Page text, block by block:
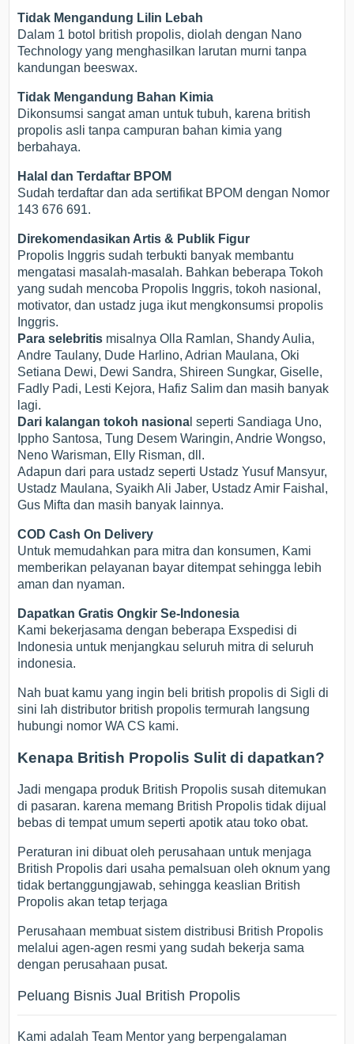
Tidak Mengandung Lilin Lebah
Dalam 1 botol british propolis, diolah dengan Nano
Technology yang menghasilkan larutan murni tanpa
kandungan beeswax.
Tidak Mengandung Bahan Kimia
Dikonsumsi sangat aman untuk tubuh, karena british
propolis asli tanpa campuran bahan kimia yang
berbahaya.
Halal dan Terdaftar BPOM
Sudah terdaftar dan ada sertifikat BPOM dengan Nomor
143 676 691.
Direkomendasikan Artis & Publik Figur
Propolis Inggris sudah terbukti banyak membantu
mengatasi masalah-masalah. Bahkan beberapa Tokoh
yang sudah mencoba Propolis Inggris, tokoh nasional,
motivator, dan ustadz juga ikut mengkonsumsi propolis
Inggris.
Para selebritis misalnya Olla Ramlan, Shandy Aulia,
Andre Taulany, Dude Harlino, Adrian Maulana, Oki
Setiana Dewi, Dewi Sandra, Shireen Sungkar, Giselle,
Fadly Padi, Lesti Kejora, Hafiz Salim dan masih banyak
lagi.
Dari kalangan tokoh nasiona l seperti Sandiaga Uno,
Ippho Santosa, Tung Desem Waringin, Andrie Wongso,
Neno Warisman, Elly Risman, dll.
Adapun dari para ustadz seperti Ustadz Yusuf Mansyur,
Ustadz Maulana, Syaikh Ali Jaber, Ustadz Amir Faishal,
Gus Mifta dan masih banyak lainnya.
COD Cash On Delivery
Untuk memudahkan para mitra dan konsumen, Kami
memberikan pelayanan bayar ditempat sehingga lebih
aman dan nyaman.
Dapatkan Gratis Ongkir Se-Indonesia
Kami bekerjasama dengan beberapa Exspedisi di
Indonesia untuk menjangkau seluruh mitra di seluruh
indonesia.
Nah buat kamu yang ingin beli british propolis di Sigli di
sini lah distributor british propolis termurah langsung
hubungi nomor WA CS kami.
Kenapa British Propolis Sulit di dapatkan?
Jadi mengapa produk British Propolis susah ditemukan
di pasaran. karena memang British Propolis tidak dijual
bebas di tempat umum seperti apotik atau toko obat.
Peraturan ini dibuat oleh perusahaan untuk menjaga
British Propolis dari usaha pemalsuan oleh oknum yang
tidak bertanggungjawab, sehingga keaslian British
Propolis akan tetap terjaga
Perusahaan membuat sistem distribusi British Propolis
melalui agen-agen resmi yang sudah bekerja sama
dengan perusahaan pusat.
Peluang Bisnis Jual British Propolis
Kami adalah Team Mentor yang berpengalaman